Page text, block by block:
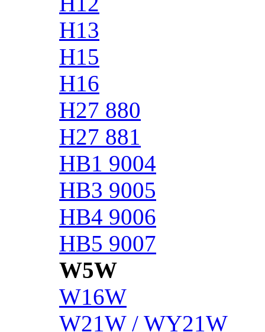
H13
H15
H16
H27 880
H27 881
HB1 9004
HB3 9005
HB4 9006
HB5 9007
W5W
W16W
W21W / WY21W